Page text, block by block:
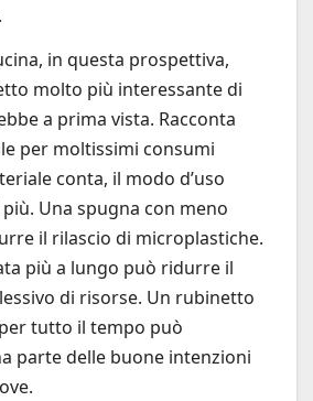
in questa prospettiva,
molto più interessante di
a prima vista. Racconta
per moltissimi consumi
conta, il modo d’uso
Una spugna con meno
il rilascio di microplastiche.
più a lungo può ridurre il
di risorse. Un rubinetto
tutto il tempo può
parte delle buone intenzioni